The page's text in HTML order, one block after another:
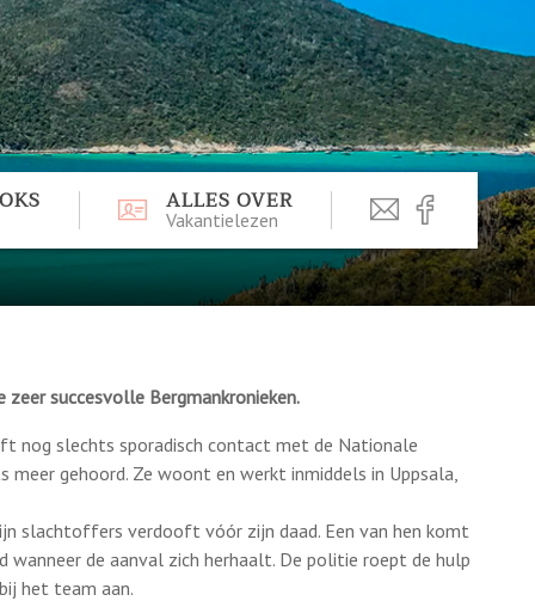
ALLES OVER
Vakantielezen
succesvolle Bergmankronieken.
nog slechts sporadisch contact met de Nationale
meer gehoord. Ze woont en werkt inmiddels in Uppsala,
slachtoffers verdooft vóór zijn daad. Een van hen komt
de aanval zich herhaalt. De politie roept de hulp
het team aan.